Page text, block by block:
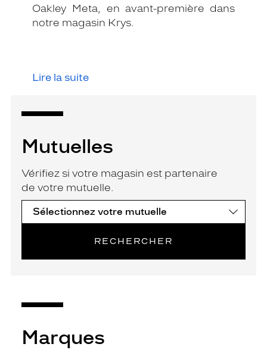
Oakley Meta, en avant-première dans
notre magasin Krys.
Lire la suite
Mutuelles
Vérifiez si votre magasin est partenaire
de votre mutuelle.
RECHERCHER
Marques